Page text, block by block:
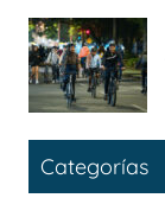
Categorías